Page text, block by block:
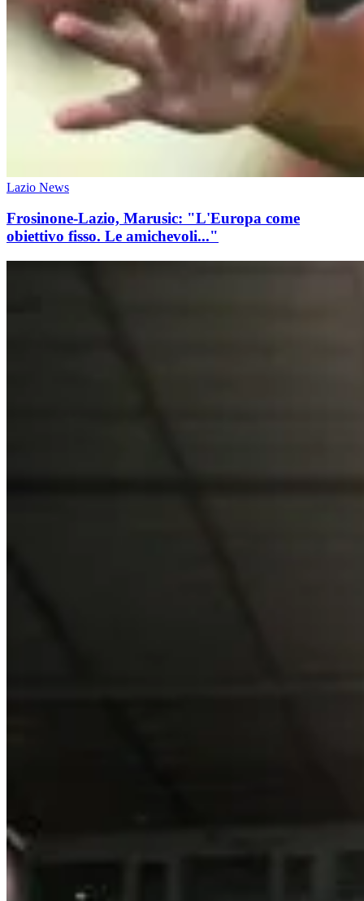
Lazio News
Frosinone-Lazio, Marusic: "L'Europa come
obiettivo fisso. Le amichevoli..."